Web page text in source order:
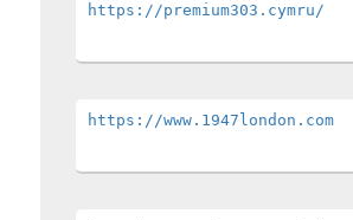
https://premium303.cymru/
https://www.1947london.com